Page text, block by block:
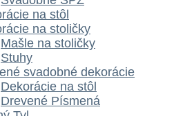
na stôl
na stoličky
Mašle na stoličky
Stuhy
svadobné dekorácie
Dekorácie na stôl
Drevené Písmená